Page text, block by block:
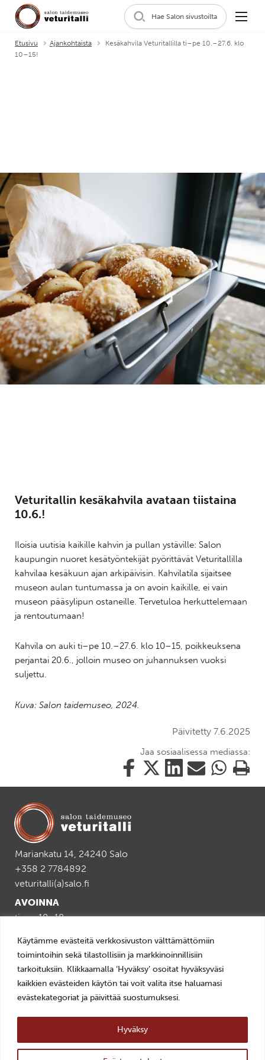
Käytämme evästeitä verkkosivuston välttämättömiin
toimintoihin sekä tilastollisiin ja markkinoinnillisiin
tarkoituksiin. Klikkaamalla ‘Hyväksy’ osoitat hyväksyväsi
kaikkien evästeiden käytön tai voit valita itse haluamasi
evästekategoriat ja päivittää suostumuksesi.
Hyväksy
Hae Salon sivustoilta
Etusivu Ajankohtaista
Kesäkahvila Veturitallilla ti–pe 10.–27.6. klo
10–15!
Veturitallin kesäkahvila avataan tiistaina
10.6.!
Iloisia uutisia kaikille kahvin ja pullan ystäville: Salon
kaupungin nuoret kesätyöntekijät pyörittävät Veturitallilla
kahvilaa kesäkuun ajan arkipäivisin. Kahvilatila sijaitsee
museon aulan tuntumassa ja on avoin kaikille, ei vain
museon pääsylipun ostaneille. Tervetuloa herkuttelemaan
ja rentoutumaan!
Kahvila on auki ti–pe 10.–27.6. klo 10–15, poikkeuksena
perjantai 20.6., jolloin museo on juhannuksen vuoksi
suljettu.
Kuva: Salon taidemuseo, 2024.
Päivitetty 7.6.2025
Jaa sosiaalisessa mediassa:
Jaa
tämä
Jaa
Jaa
tämä
Jaa
Jaa
Tulosta
Mariankatu 14, 24240 Salo
+358 2 7784892
veturitalli(a)salo.fi
AVOINNA
ti–pe 10–18
LIPUT
0–10€, Museokortti
TILAA UUTISKIRJE >